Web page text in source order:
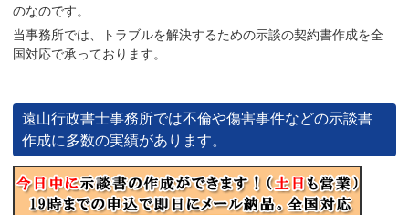
のなのです。
当事務所では、トラブルを解決するための示談の契約書作成を全
国対応で承っております。
遠山行政書士事務所では不倫や傷害事件などの示談書
作成に多数の実績があります。